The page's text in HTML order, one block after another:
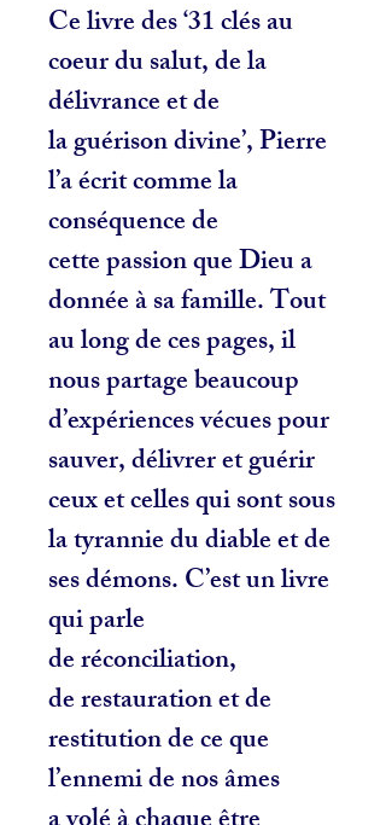
Ce livre des ‘31 clés au
coeur du salut, de la
délivrance et de
la guérison divine’, Pierre
l’a écrit comme la
conséquence de
cette passion que Dieu a
donnée à sa famille. Tout
au long de ces pages, il
nous partage beaucoup
d’expériences vécues pour
sauver, délivrer et guérir
ceux et celles qui sont sous
la tyrannie du diable et de
ses démons. C’est un livre
qui parle
de réconciliation,
de restauration et de
restitution de ce que
l’ennemi de nos âmes